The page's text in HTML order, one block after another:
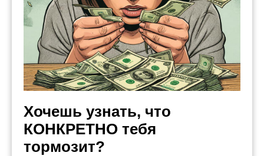
Хочешь узнать, что
КОНКРЕТНО тебя
тормозит?